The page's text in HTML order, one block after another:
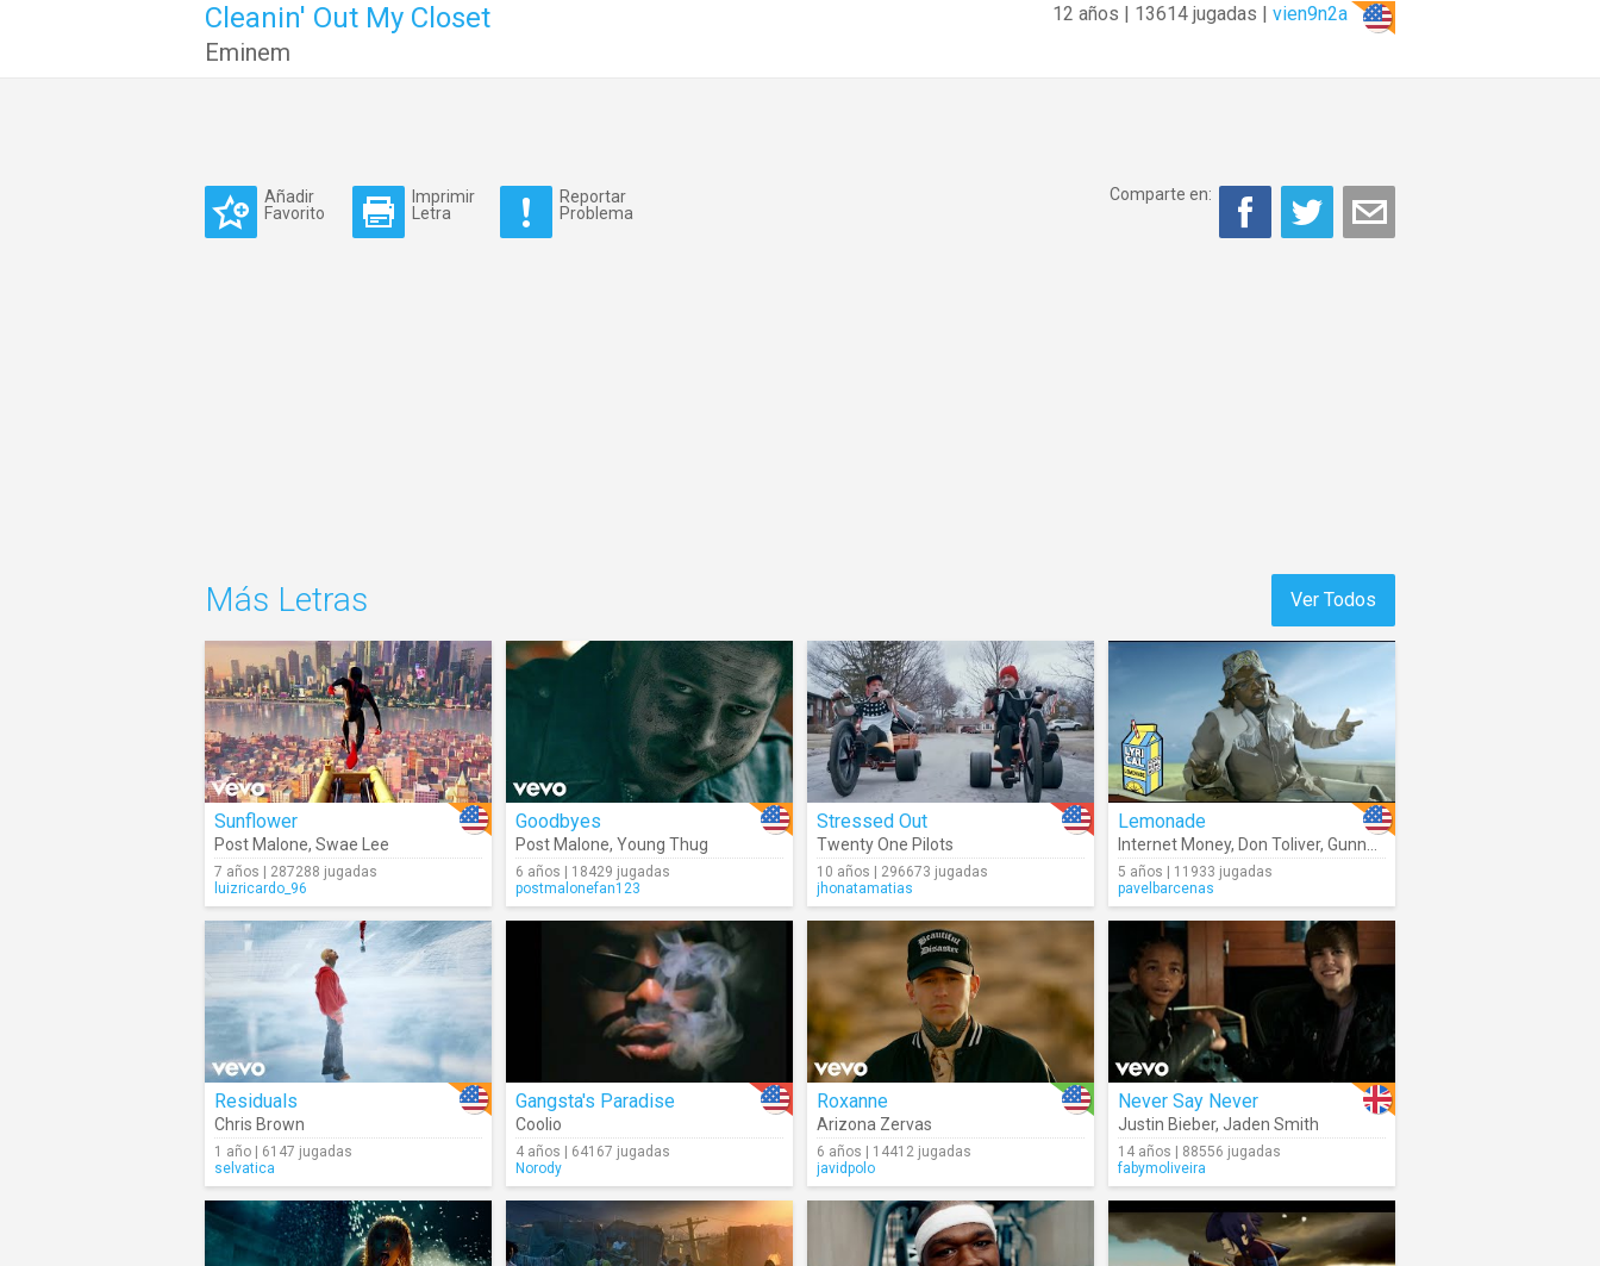
12 años | 13614 jugadas | vien9n2a
Cleanin' Out My Closet
Eminem
Añadir
Favorito
Imprimir
Letra
Reportar
Problema
Comparte en:
Ver Todos
Más Letras
Sunflower
Post Malone, Swae Lee
7 años | 287288 jugadas
luizricardo_96
Goodbyes
Post Malone, Young Thug
6 años | 18429 jugadas
postmalonefan123
Stressed Out
Twenty One Pilots
10 años | 296673 jugadas
jhonatamatias
Lemonade
Internet Money, Don Toliver, Gunna
5 años | 11933 jugadas
pavelbarcenas
Residuals
Chris Brown
1 año | 6147 jugadas
selvatica
Gangsta's Paradise
Coolio
4 años | 64167 jugadas
Norody
Roxanne
Arizona Zervas
6 años | 14412 jugadas
javidpolo
Never Say Never
Justin Bieber, Jaden Smith
14 años | 88556 jugadas
fabymoliveira